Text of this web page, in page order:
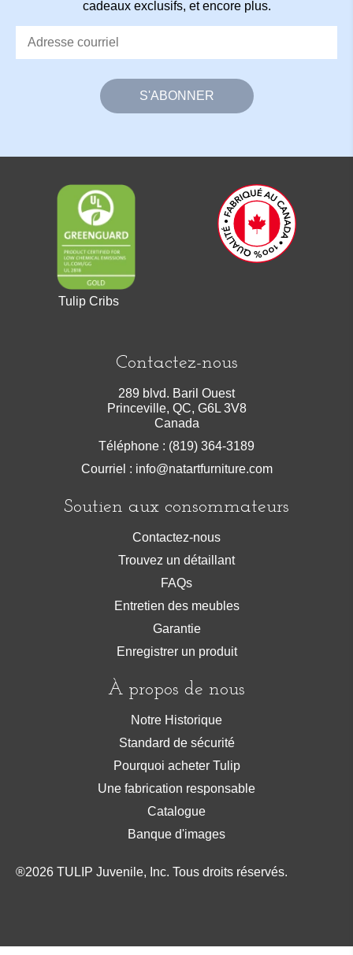
cadeaux exclusifs, et encore plus.
Tulip Cribs
Contactez-nous
289 blvd. Baril Ouest
Princeville, QC, G6L 3V8
Canada
Téléphone : (819) 364-3189
Courriel : info@natartfurniture.com
Soutien aux consommateurs
Contactez-nous
Trouvez un détaillant
FAQs
Entretien des meubles
Garantie
Enregistrer un produit
À propos de nous
Notre Historique
Standard de sécurité
Pourquoi acheter Tulip
Une fabrication responsable
Catalogue
Banque d'images
®2026 TULIP Juvenile, Inc. Tous droits réservés.